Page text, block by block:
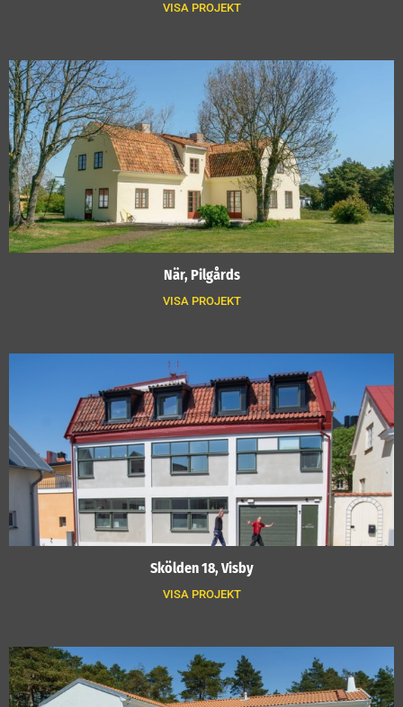
VISA PROJEKT
När, Pilgårds
VISA PROJEKT
Skölden 18, Visby
VISA PROJEKT